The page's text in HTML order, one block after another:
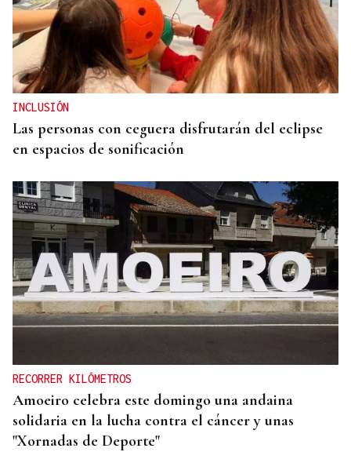
ESPACIO SCHENGEN
Grande-Marlaska comunica a la Unión Europea la
decisión del gobierno de restablecer los controles
con Italia
INCLUSIÓN
Las personas con ceguera disfrutarán del eclipse
en espacios de sonificación
RECORRER KILÓMETROS
Amoeiro celebra este domingo una andaina
solidaria en la lucha contra el cáncer y unas
"Xornadas de Deporte"